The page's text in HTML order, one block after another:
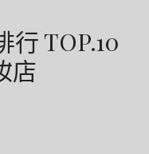
行 TOP.10
店